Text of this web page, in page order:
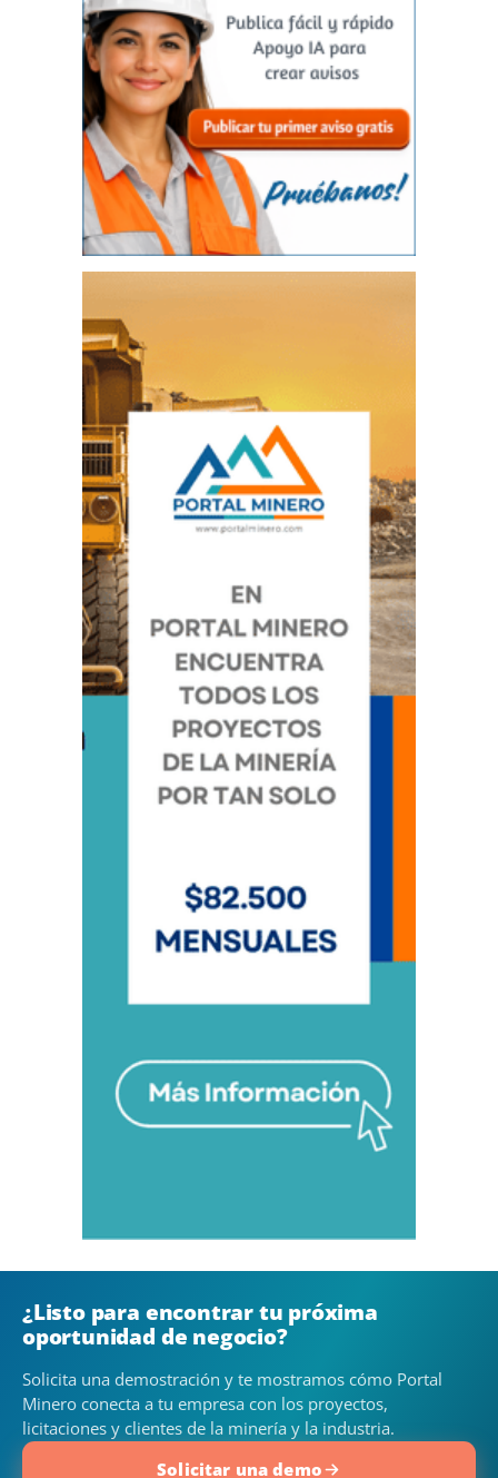
¿Listo para encontrar tu próxima
oportunidad de negocio?
Solicita una demostración y te mostramos cómo Portal
Minero conecta a tu empresa con los proyectos,
licitaciones y clientes de la minería y la industria.
Solicitar una demo